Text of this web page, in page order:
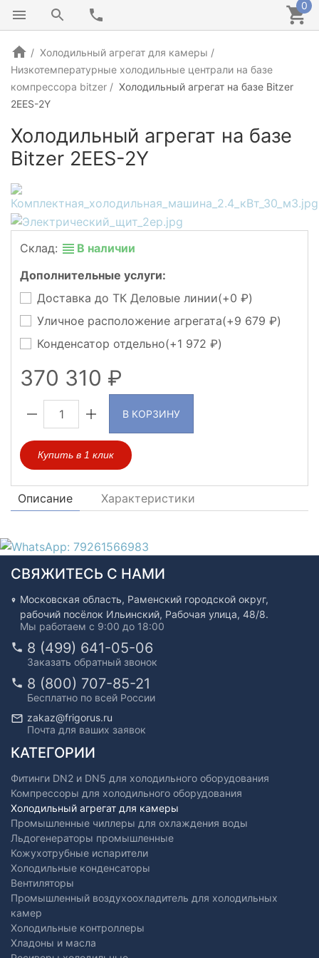
0
Холодильный агрегат для камеры
Низкотемпературные холодильные централи на базе
компрессора bitzer
Холодильный агрегат на базе Bitzer
2EES-2Y
Холодильный агрегат на базе
Bitzer 2EES-2Y
Склад:
В наличии
Дополнительные услуги:
Доставка до ТК Деловые линии(+0
)
Уличное расположение агрегата(+9 679
)
Конденсатор отдельно(+1 972 )
370 310
В КОРЗИНУ
Купить в 1 клик
Описание Характеристики
СВЯЖИТЕСЬ С НАМИ
Московская область, Раменский городской округ,
рабочий посёлок Ильинский, Рабочая улица, 48/8.
Мы работаем с 9:00 до 18:00
8 (499) 641-05-06
Заказать обратный звонок
8 (800) 707-85-21
Бесплатно по всей России
zakaz@frigorus.ru
Почта для ваших заявок
КАТЕГОРИИ
Фитинги DN2 и DN5 для холодильного оборудования
Компрессоры для холодильного оборудования
Холодильный агрегат для камеры
Промышленные чиллеры для охлаждения воды
Льдогенераторы промышленные
Кожухотрубные испарители
Холодильные конденсаторы
Вентиляторы
Промышленный воздухоохладитель для холодильных
камер
Холодильные контроллеры
Хладоны и масла